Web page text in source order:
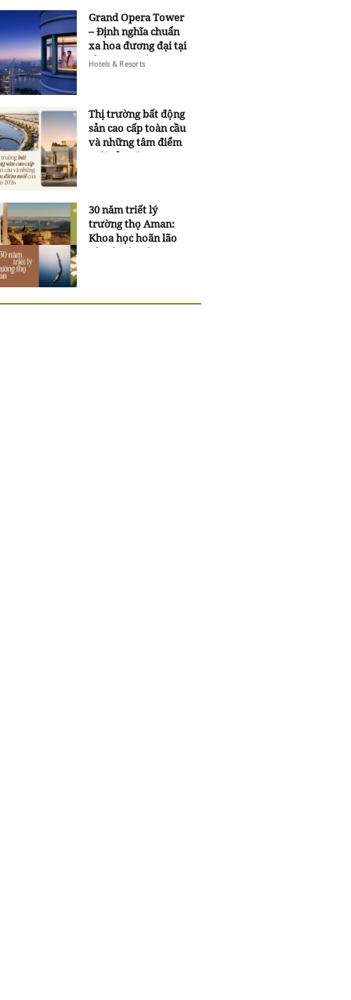
Grand Opera Tower
– Định nghĩa chuẩn
xa hoa đương đại tại
Sheraton Saigon
Hotels & Resorts
Thị trường bất động
sản cao cấp toàn cầu
và những tâm điểm
mới của năm 2026
30 năm triết lý
trường thọ Aman:
Khoa học hoãn lão
và trí tuệ ngàn xưa